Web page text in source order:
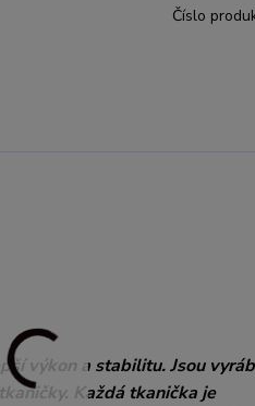
Číslo
výkon a stabilitu. Jsou
Každá tkanička je